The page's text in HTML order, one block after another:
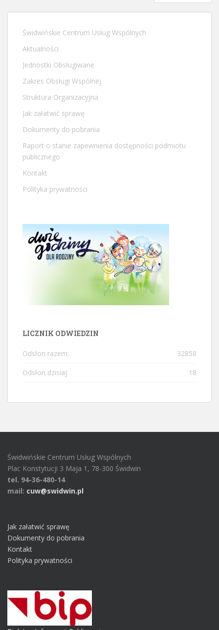
Świdwińskie Centrum Usług Wspólnych
Aktualności
Jednostki Obsługiwane
Zakres Obsługi Wspólnej
Struktura Organizacyjna
Jak załatwić sprawę
Dokumenty do pobrania
Raport o stanie zapewnienia dostępności podmiotu
publicznego
Kontakt
Polityka prywatności
LICZNIK ODWIEDZIN
32858
Odsłon razem:
18
Odsłon dzisiaj:
Świdwińskie Centrum Usług Wspólnych
Plac Konstytucji 3 Maja 1, 78-300 Świdwin
tel. 94-36-480-14
mail: cuw@swidwin.pl
Jak załatwić sprawę
Dokumenty do pobrania
Kontakt
Polityka prywatności